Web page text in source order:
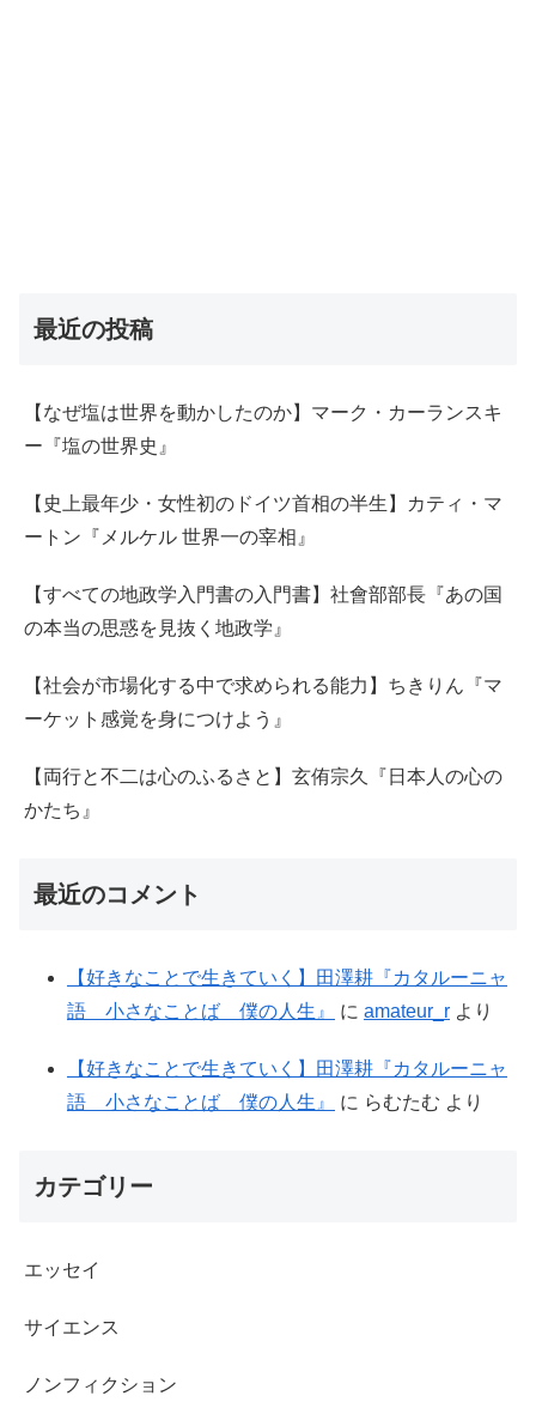
最近の投稿
【なぜ塩は世界を動かしたのか】マーク・カーランスキ
ー『塩の世界史』
【史上最年少・女性初のドイツ首相の半生】カティ・マ
ートン『メルケル 世界一の宰相』
【すべての地政学入門書の入門書】社會部部長『あの国
の本当の思惑を見抜く地政学』
【社会が市場化する中で求められる能力】ちきりん『マ
ーケット感覚を身につけよう』
【両行と不二は心のふるさと】玄侑宗久『日本人の心の
かたち』
最近のコメント
【好きなことで生きていく】田澤耕『カタルーニャ
語 小さなことば 僕の人生』
に amateur_r より
【好きなことで生きていく】田澤耕『カタルーニャ
語 小さなことば 僕の人生』
に らむたむ より
カテゴリー
エッセイ
サイエンス
ノンフィクション